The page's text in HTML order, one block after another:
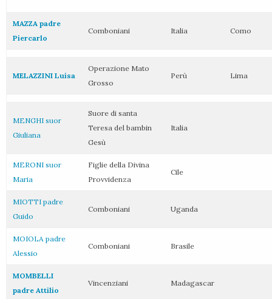
MAZZA padre
Piercarlo
Comboniani Italia Como
MELAZZINI Luisa
Operazione Mato
Grosso
Perù Lima
MENGHI suor
Giuliana
Suore di santa
Teresa del bambin
Gesù
Italia
MERONI suor
Maria
Figlie della Divina
Provvidenza
Cile
MIOTTI padre
Guido
Comboniani Uganda
MOIOLA padre
Alessio
Comboniani Brasile
MOMBELLI
padre Attilio
Vincenziani Madagascar